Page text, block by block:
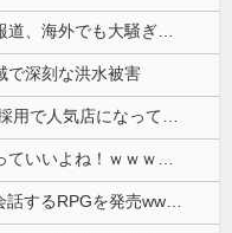
韓国人「韓国サッカー協会の性接待報道、海外でも大騒ぎに・・・2002年W杯4強の記録取り消しの声も」→「マジで国の恥だ」「2002年まで疑う価値...
で深刻な洪水被害
【動画】 町の中華料理屋さん、娘の採用で人気店になってしまう
【画像】日焼け口リの締まったお尻っていいよね！ｗｗｗｗｗ
【朗報】コエテクさん、AIライザと会話するRPGを発売wwwwwwwwwwww